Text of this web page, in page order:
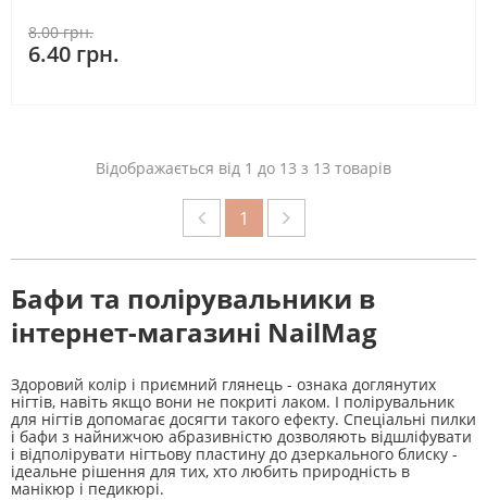
8.00 грн.
6.40 грн.
Відображається від 1 до 13 з 13 товарів
1
Бафи та полірувальники в
інтернет-магазині NailMag
Здоровий колір і приємний глянець - ознака доглянутих
нігтів, навіть якщо вони не покриті лаком. І полірувальник
для нігтів допомагає досягти такого ефекту. Спеціальні пилки
і бафи з найнижчою абразивністю дозволяють відшліфувати
і відполірувати нігтьову пластину до дзеркального блиску -
ідеальне рішення для тих, хто любить природність в
манікюр і педикюрі.